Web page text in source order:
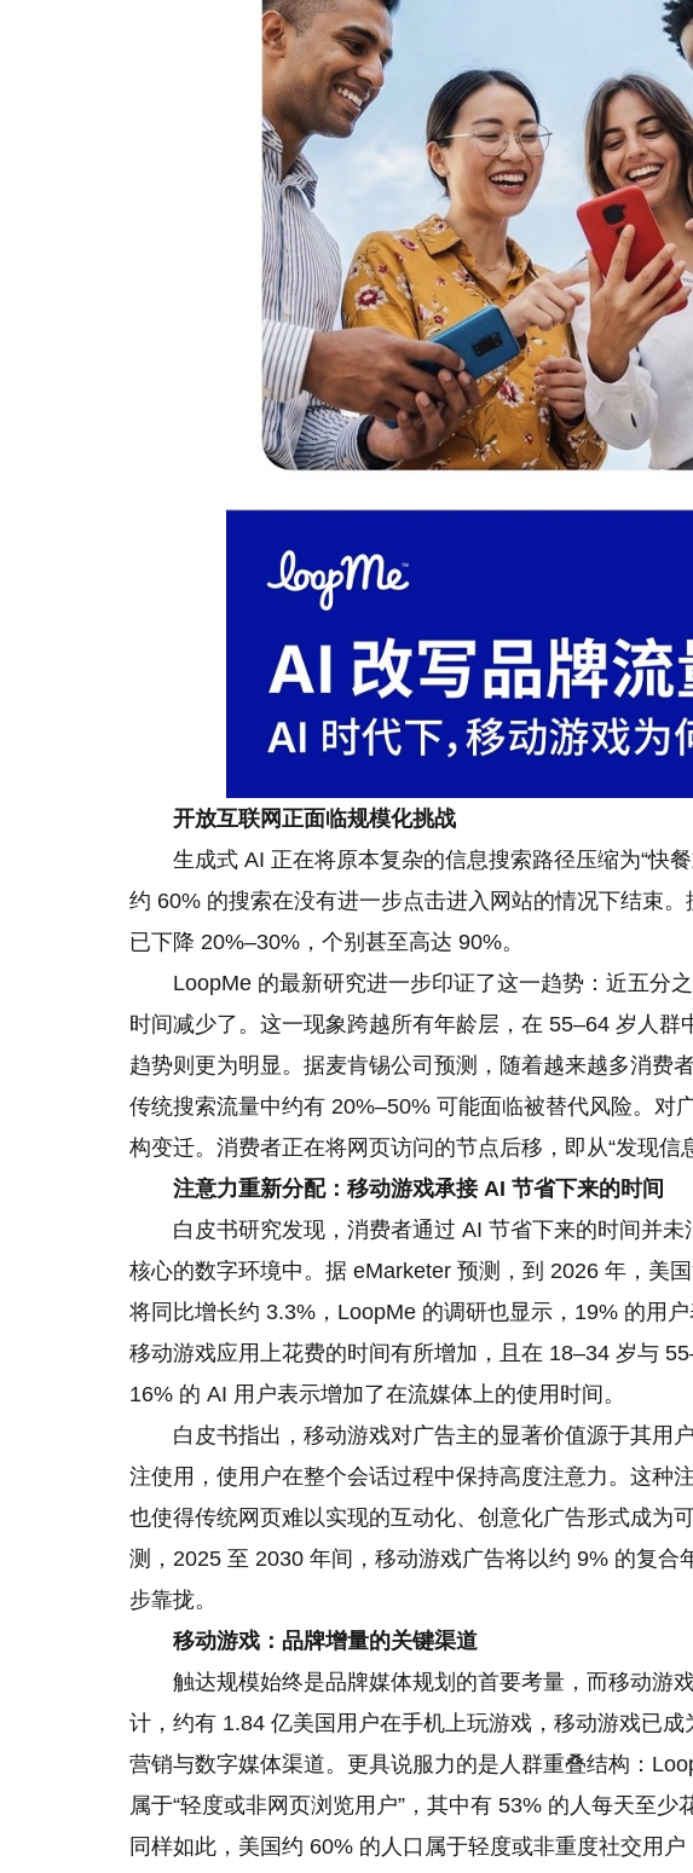
开放互联网正面临规模化挑战
生成式 AI 正在将原本复杂的信息搜索路径压缩为“快
约 60% 的搜索在没有进一步点击进入网站的情况下结束
已下降 20%–30%，个别甚至高达 90%。
LoopMe 的最新研究进一步印证了这一趋势：近五分
时间减少了。这一现象跨越所有年龄层，在 55–64 岁人
趋势则更为明显。据麦肯锡公司预测，随着越来越多消费
传统搜索流量中约有 20%–50% 可能面临被替代风险。对
构变迁。消费者正在将网页访问的节点后移，即从“发现信息
注意力重新分配：移动游戏承接AI 节省下来的时间
白皮书研究发现，消费者通过 AI 节省下来的时间并
核心的数字环境中。据 eMarketer 预测，到 2026 年，美
将同比增长约 3.3%，LoopMe 的调研也显示，19% 的用
移动游戏应用上花费的时间有所增加，且在 18–34 岁与
16% 的 AI 用户表示增加了在流媒体上的使用时间。
白皮书指出，移动游戏对广告主的显著价值源于其用
注使用，使用户在整个会话过程中保持高度注意力。这种
也使得传统网页难以实现的互动化、创意化广告形式成为
测，2025 至 2030 年间，移动游戏广告将以约 9% 的复合
步靠拢。
移动游戏：品牌增量的关键渠道
触达规模始终是品牌媒体规划的首要考量，而移动游
计，约有 1.84 亿美国用户在手机上玩游戏，移动游戏已
营销与数字媒体渠道。更具说服力的是人群重叠结构：
属于“轻度或非网页浏览用户”，其中有 53% 的人每天至
同样如此，美国约 60% 的人口属于轻度或非重度社交用